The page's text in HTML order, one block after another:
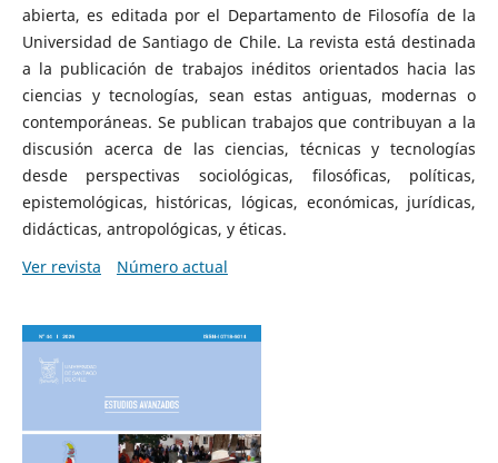
abierta, es editada por el Departamento de Filosofía de la
Universidad de Santiago de Chile. La revista está destinada
a la publicación de trabajos inéditos orientados hacia las
ciencias y tecnologías, sean estas antiguas, modernas o
contemporáneas. Se publican trabajos que contribuyan a la
discusión acerca de las ciencias, técnicas y tecnologías
desde perspectivas sociológicas, filosóficas, políticas,
epistemológicas, históricas, lógicas, económicas, jurídicas,
didácticas, antropológicas, y éticas.
Ver revista
Número actual